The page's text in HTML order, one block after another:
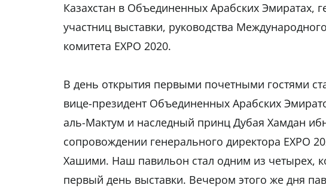
Казахстан в Объединенных Арабских Эмиратах,
участниц выставки, руководства
комитета EXPO 2020.
В день открытия первыми почетными гостями
вице-президент Объединенных Арабских
аль-Мактум и наследный принц Дубая Хамдан
сопровождении генерального директора EXPO
Хашими. Наш павильон стал одним из четырех,
первый день выставки. Вечером этого же дня